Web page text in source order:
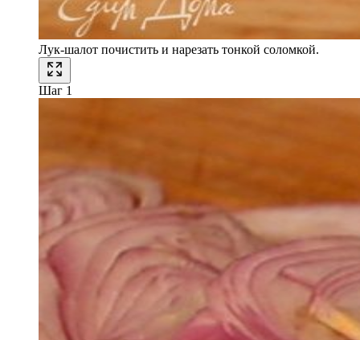
Лук-шалот почистить и нарезать тонкой соломкой.
Шаг 1